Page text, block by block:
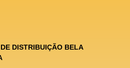
DISTRIBUIÇÃO BELA